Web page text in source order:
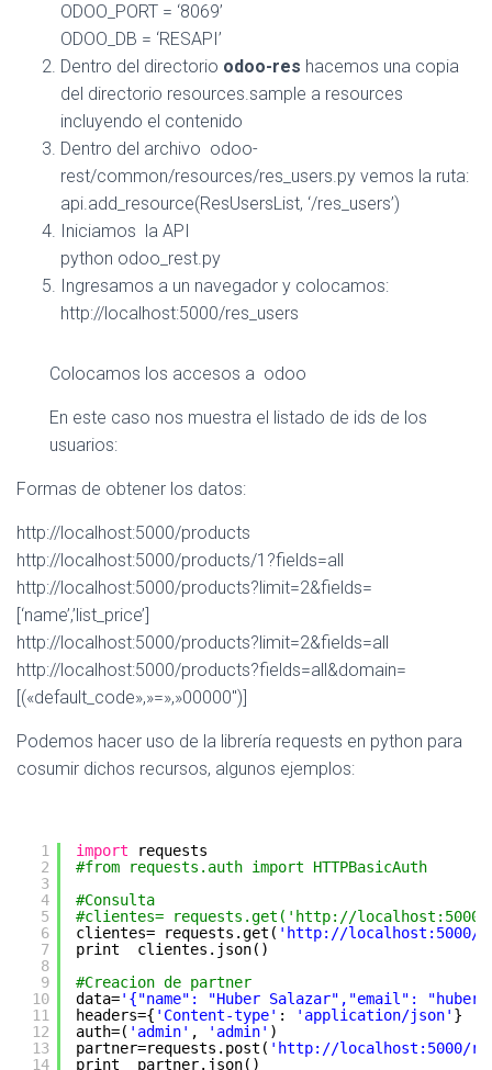
ODOO_PORT = ‘8069’
ODOO_DB = ‘RESAPI’
Dentro del directorio odoo-res hacemos una copia
del directorio resources.sample a resources
incluyendo el contenido
Dentro del archivo odoo-
rest/common/resources/res_users.py vemos la ruta:
api.add_resource(ResUsersList, ‘/res_users’)
Iniciamos la API
python odoo_rest.py
Ingresamos a un navegador y colocamos:
http://localhost:5000/res_users
Colocamos los accesos a odoo
En este caso nos muestra el listado de ids de los
usuarios:
Formas de obtener los datos:
http://localhost:5000/products
http://localhost:5000/products/1?fields=all
http://localhost:5000/products?limit=2&fields=
[‘name’,’list_price’]
http://localhost:5000/products?limit=2&fields=all
http://localhost:5000/products?fields=all&domain=
[(«default_code»,»=»,»00000″)]
Podemos hacer uso de la librería requests en python para
cosumir dichos recursos, algunos ejemplos:
1
2
3
4
5
6
7
8
9
10
11
12
13
14
import
requests
#from requests.auth import HTTPBasicAuth
#Consulta
#clientes= requests.get('http://
clientes= requests.get( 'http://localhost:5000/
print  clientes.json()
#Creacion de partner
data='{"name": "Huber Salazar","email":
headers={ 'Content-type' : 'application/json' }
auth=( 'admin' , 'admin' )
partner=requests.post( 'http://localhost:5000/
print  partner.json()